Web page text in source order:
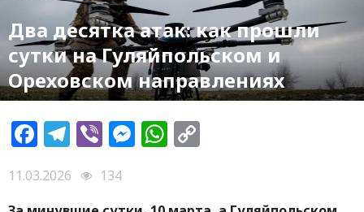
Два десятка атак: как прошли
сутки на Гуляйпольском и
Ореховском направлениях
Facebook
Telegram
ViberMessenger
WhatsApp
11.03.2026
134